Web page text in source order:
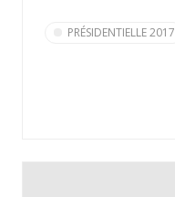
PRÉSIDENTIELLE 2017